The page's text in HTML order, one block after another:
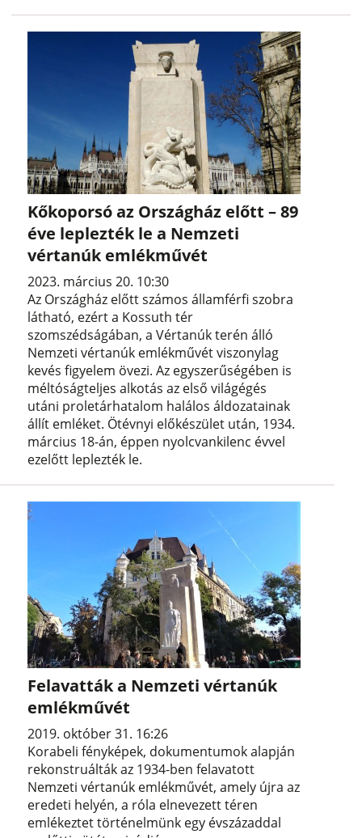
Kőkoporsó az Országház előtt – 89
éve leplezték le a Nemzeti
vértanúk emlékművét
2023. március 20. 10:30
Az Országház előtt számos államférfi szobra
látható, ezért a Kossuth tér
szomszédságában, a Vértanúk terén álló
Nemzeti vértanúk emlékművét viszonylag
kevés figyelem övezi. Az egyszerűségében is
méltóságteljes alkotás az első világégés
utáni proletárhatalom halálos áldozatainak
állít emléket. Ötévnyi előkészület után, 1934.
március 18-án, éppen nyolcvankilenc évvel
ezelőtt leplezték le.
Felavatták a Nemzeti vértanúk
emlékművét
2019. október 31. 16:26
Korabeli fényképek, dokumentumok alapján
rekonstruálták az 1934-ben felavatott
Nemzeti vértanúk emlékművét, amely újra az
eredeti helyén, a róla elnevezett téren
emlékeztet történelmünk egy évszázaddal